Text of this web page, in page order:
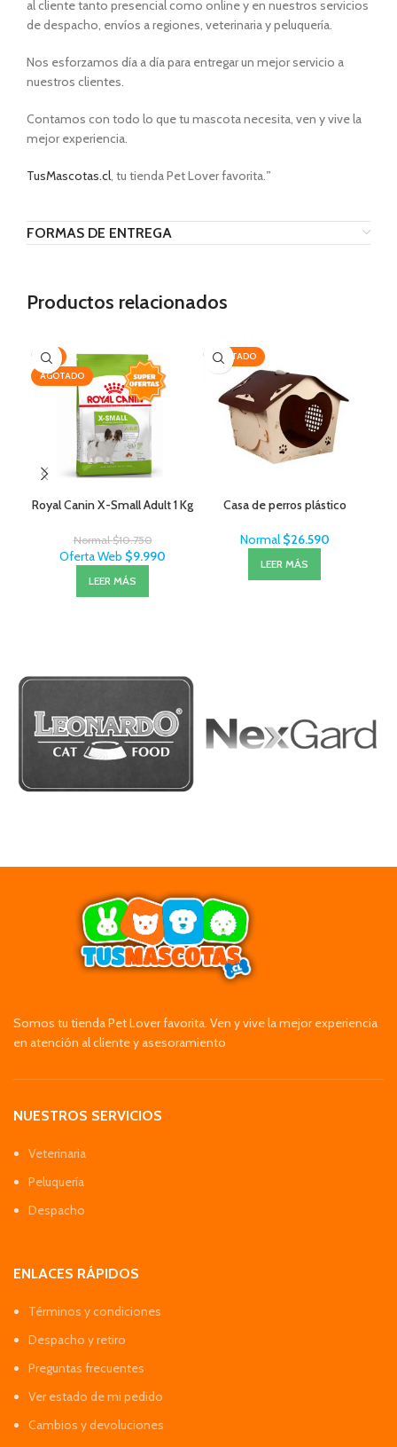
al cliente tanto presencial como online y en nuestros servicios
de despacho, envíos a regiones, veterinaria y peluquería.
Nos esforzamos día a día para entregar un mejor servicio a
nuestros clientes.
Contamos con todo lo que tu mascota necesita, ven y vive la
mejor experiencia.
TusMascotas.cl, tu tienda Pet Lover favorita.”
FORMAS DE ENTREGA
Productos relacionados
-7%
AGOTADO
Royal Canin X-Small Adult 1 Kg
Normal$10.750
Oferta Web $9.990
LEER MÁS
AGOTADO
Casa de perros plástico
Normal $26.590
LEER MÁS
Somos tu tienda Pet Lover favorita. Ven y vive la mejor experiencia
en atención al cliente y asesoramiento
NUESTROS SERVICIOS
Veterinaria
Peluquería
Despacho
ENLACES RÁPIDOS
Términos y condiciones
Despacho y retiro
Preguntas frecuentes
Ver estado de mi pedido
Cambios y devoluciones